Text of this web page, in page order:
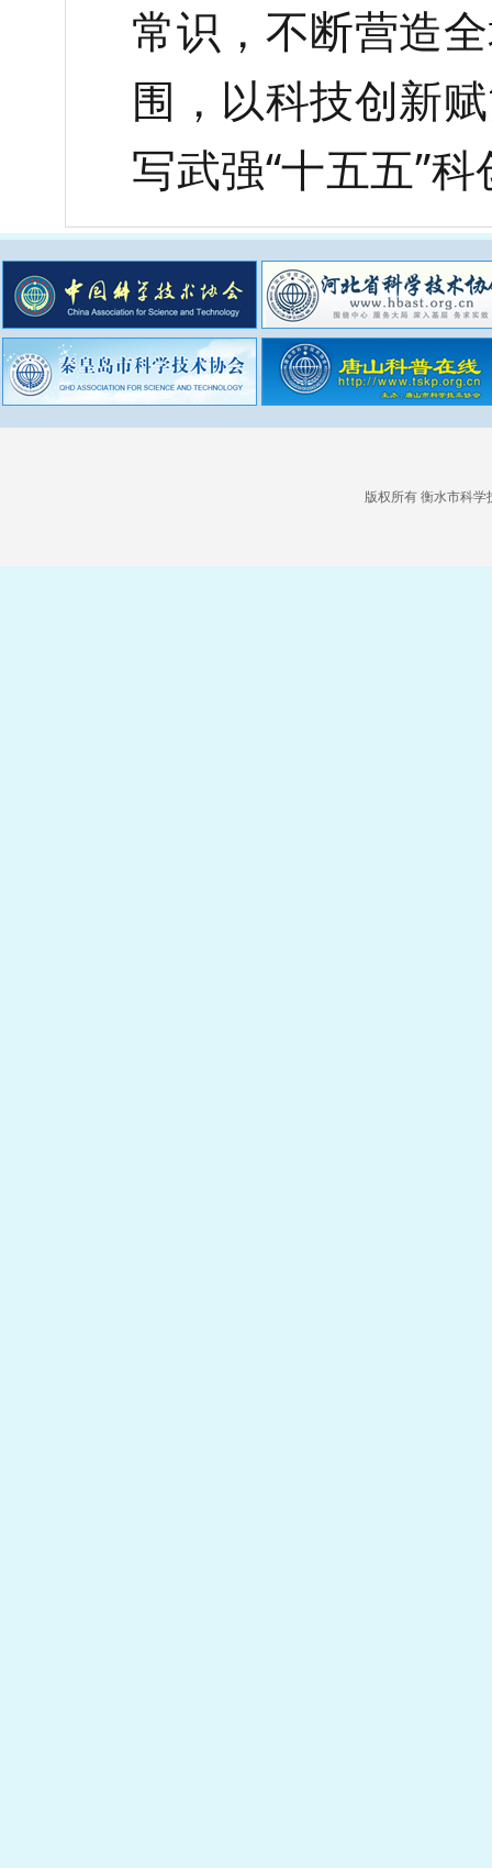
常识，不断营造
围，以科技创新
写武强“十五五”
版权所有 衡水市科